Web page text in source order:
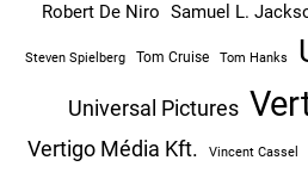
Robert De Niro Samuel L.
Steven Spielberg Tom Cruise Tom Hanks
Universal Pictures
Vertigo Média Kft. Vincent Cassel